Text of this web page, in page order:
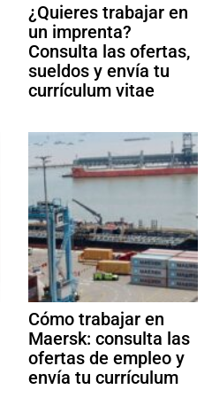
¿Quieres trabajar en
un imprenta?
Consulta las ofertas,
sueldos y envía tu
currículum vitae
Cómo trabajar en
Maersk: consulta las
ofertas de empleo y
envía tu currículum